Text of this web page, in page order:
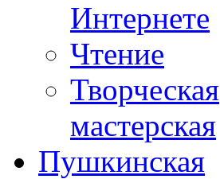
Интернете
Чтение
Творческая
мастерская
Пушкинская